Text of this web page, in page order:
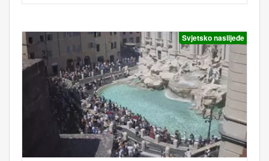
Svjetsko naslijeđe